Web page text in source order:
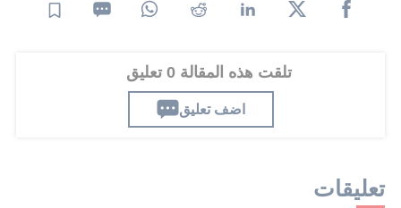
تلقت هذه المقالة 0 تعليق
اضف تعليق
تعليقات